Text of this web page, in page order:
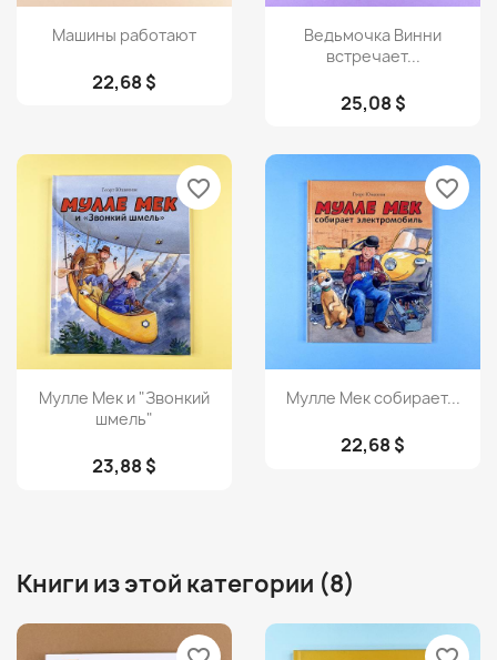
Просмотр
Машины работают
22,68 $
Просмотр
Ведьмочка Винни
встречает...
25,08 $
 Просмотр
Мулле Мек и "Звонкий
шмель"
23,88 $
favorite_border
 Просмотр
Мулле Мек собирает...
22,68 $
favorite_border
Книги из этой категории (8)